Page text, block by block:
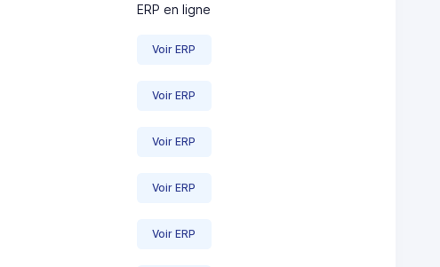
ERP en ligne
Voir ERP
Voir ERP
Voir ERP
Voir ERP
Voir ERP